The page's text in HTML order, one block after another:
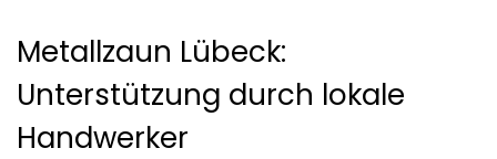
Metallzaun Lübeck:
Unterstützung durch lokale
Handwerker